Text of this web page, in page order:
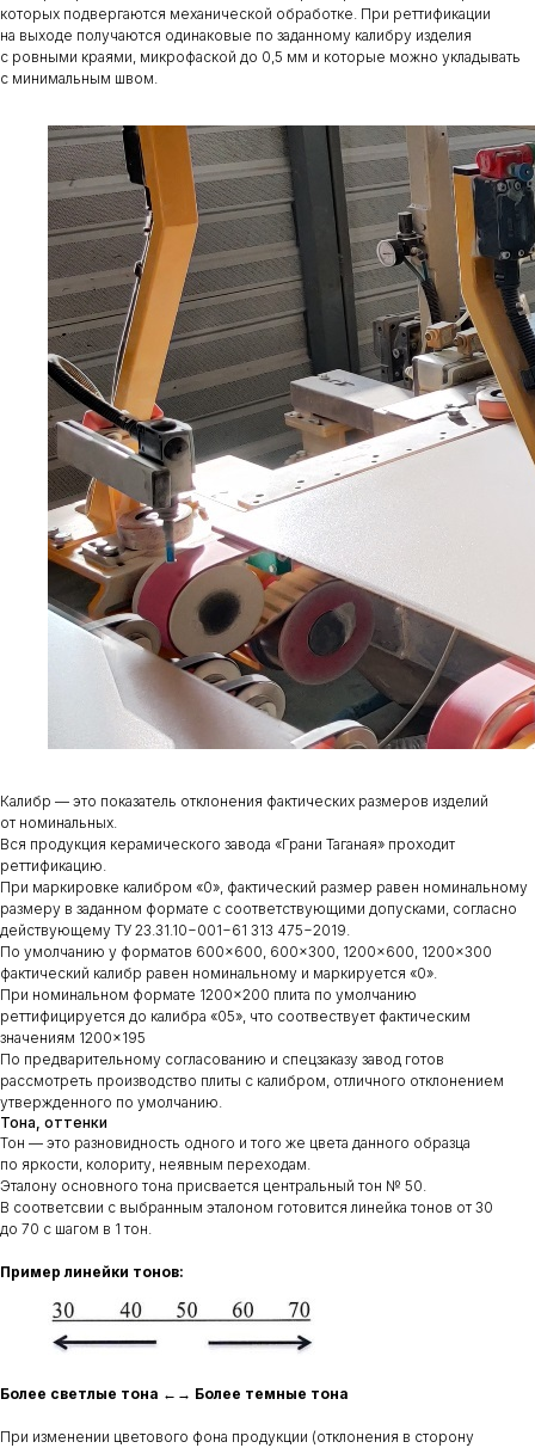
которых подвергаются механической обработке. При реттификации
на выходе получаются одинаковые по заданному калибру изделия
с ровными краями, микрофаской до 0,5 мм и которые можно укладывать
с минимальным швом.
Калибр — это показатель отклонения фактических размеров изделий
от номинальных.
Вся продукция керамического завода «Грани Таганая» проходит
реттификацию.
При маркировке калибром «0», фактический размер равен номинальному
размеру в заданном формате с соответствующими допусками, согласно
действующему ТУ 23.31.10−001−61 313 475−2019.
По умолчанию у форматов 600×600, 600×300, 1200×600, 1200×300
фактический калибр равен номинальному и маркируется «0».
При номинальном формате 1200×200 плита по умолчанию
реттифицируется до калибра «05», что соотвествует фактическим
значениям 1200×195
По предварительному согласованию и спецзаказу завод готов
рассмотреть производство плиты с калибром, отличного отклонением
утвержденного по умолчанию.
Тона, оттенки
Тон — это разновидность одного и того же цвета данного образца
по яркости, колориту, неявным переходам.
Эталону основного тона присвается центральный тон № 50.
В соответсвии с выбранным эталоном готовится линейка тонов от 30
до 70 с шагом в 1 тон.
Пример линейки тонов:
Более светлые тона ←→ Более темные тона
При изменении цветового фона продукции (отклонения в сторону